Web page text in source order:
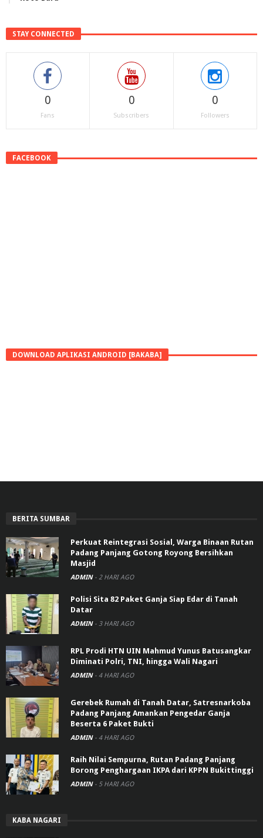
STAY CONNECTED
0
Fans
0
Subscribers
0
Followers
FACEBOOK
DOWNLOAD APLIKASI ANDROID [BAKABA]
BERITA SUMBAR
Perkuat Reintegrasi Sosial, Warga Binaan Rutan
Padang Panjang Gotong Royong Bersihkan
Masjid
ADMIN - 2 HARI AGO
Polisi Sita 82 Paket Ganja Siap Edar di Tanah
Datar
ADMIN - 3 HARI AGO
RPL Prodi HTN UIN Mahmud Yunus Batusangkar
Diminati Polri, TNI, hingga Wali Nagari
ADMIN - 4 HARI AGO
Gerebek Rumah di Tanah Datar, Satresnarkoba
Padang Panjang Amankan Pengedar Ganja
Beserta 6 Paket Bukti
ADMIN - 4 HARI AGO
Raih Nilai Sempurna, Rutan Padang Panjang
Borong Penghargaan IKPA dari KPPN Bukittinggi
ADMIN - 5 HARI AGO
KABA NAGARI